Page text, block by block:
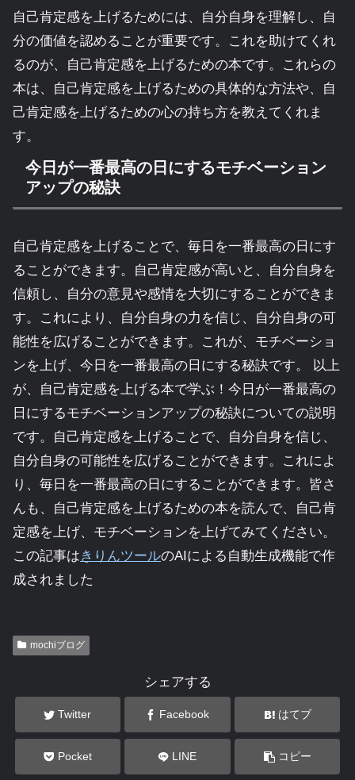
自己肯定感を上げるためには、自分自身を理解し、自
分の価値を認めることが重要です。これを助けてくれ
るのが、自己肯定感を上げるための本です。これらの
本は、自己肯定感を上げるための具体的な方法や、自
己肯定感を上げるための心の持ち方を教えてくれま
す。
今日が一番最高の日にするモチベーション
アップの秘訣
自己肯定感を上げることで、毎日を一番最高の日にす
ることができます。自己肯定感が高いと、自分自身を
信頼し、自分の意見や感情を大切にすることができま
す。これにより、自分自身の力を信じ、自分自身の可
能性を広げることができます。これが、モチベーショ
ンを上げ、今日を一番最高の日にする秘訣です。 以上
が、自己肯定感を上げる本で学ぶ！今日が一番最高の
日にするモチベーションアップの秘訣についての説明
です。自己肯定感を上げることで、自分自身を信じ、
自分自身の可能性を広げることができます。これによ
り、毎日を一番最高の日にすることができます。皆さ
んも、自己肯定感を上げるための本を読んで、自己肯
定感を上げ、モチベーションを上げてみてください。
この記事はきりんツールのAIによる自動生成機能で作
成されました
mochiブログ
シェアする
Twitter Facebook はてブ
Pocket LINE コピー